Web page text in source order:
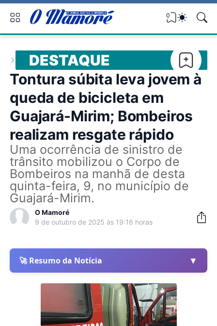
0
DESTAQUE
Tontura súbita leva jovem à
queda de bicicleta em
Guajará-Mirim; Bombeiros
realizam resgate rápido
Uma ocorrência de sinistro de
trânsito mobilizou o Corpo de
Bombeiros na manhã de desta
quinta-feira, 9, no município de
Guajará-Mirim.
O Mamoré
9 de outubro de 2025 às 19:16 horas
🚀 Resumo da Notícia ▼